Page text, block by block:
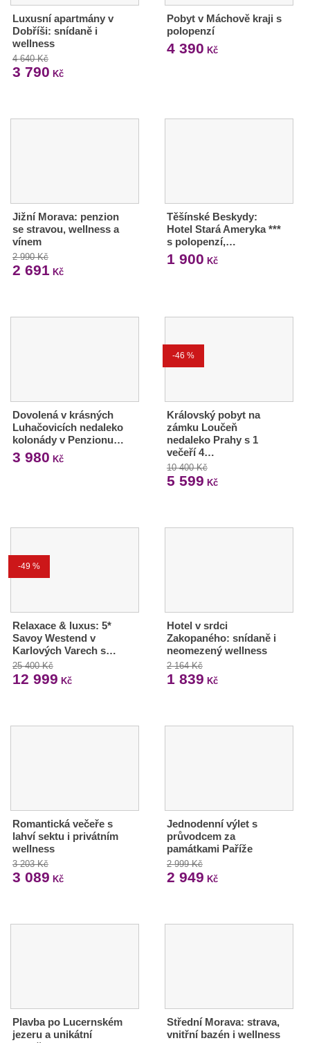
Luxusní apartmány v
Dobříši: snídaně i
wellness
4 640 Kč
3 790 Kč
Pobyt v Máchově kraji s
polopenzí
4 390 Kč
Jižní Morava: penzion
se stravou, wellness a
vínem
2 990 Kč
2 691 Kč
Těšínské Beskydy:
Hotel Stará Ameryka ***
s polopenzí,…
1 900 Kč
Dovolená v krásných
Luhačovicích nedaleko
kolonády v Penzionu…
3 980 Kč
-46 %
Královský pobyt na
zámku Loučeň
nedaleko Prahy s 1
večeří 4…
10 400 Kč
5 599 Kč
-49 %
Relaxace & luxus: 5*
Savoy Westend v
Karlových Varech s…
25 400 Kč
12 999 Kč
Hotel v srdci
Zakopaného: snídaně i
neomezený wellness
2 164 Kč
1 839 Kč
Romantická večeře s
lahví sektu i privátním
wellness
3 203 Kč
3 089 Kč
Jednodenní výlet s
průvodcem za
památkami Paříže
2 999 Kč
2 949 Kč
Plavba po Lucernském
jezeru a unikátní
Střední Morava: strava,
vnitřní bazén i wellness